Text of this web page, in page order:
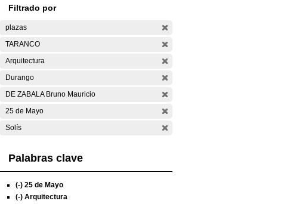
Filtrado por
plazas
TARANCO
Arquitectura
Durango
DE ZABALA Bruno Mauricio
25 de Mayo
Solís
Palabras clave
(-) 25 de Mayo
(-) Arquitectura